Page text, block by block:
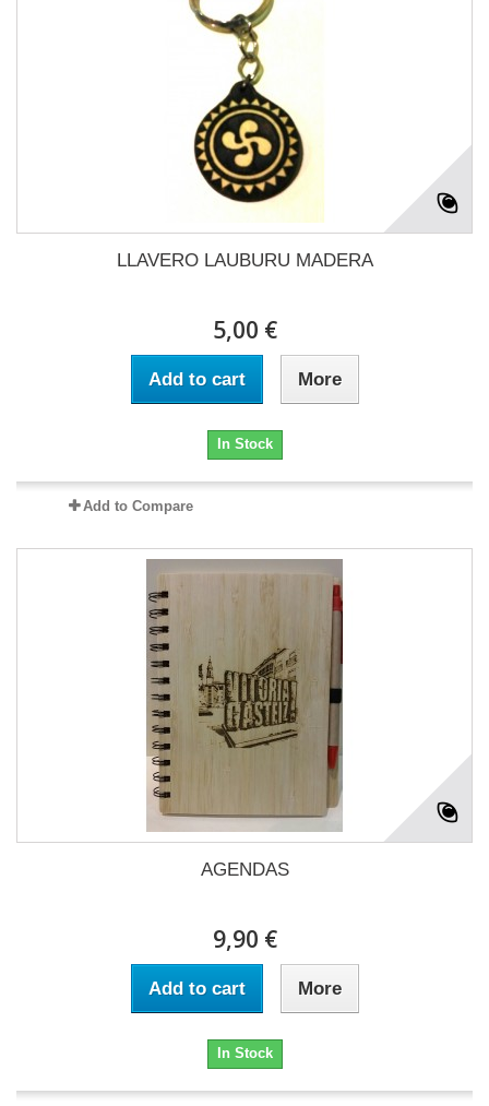
LLAVERO LAUBURU MADERA
5,00 €
Add to cart More
In Stock
Add to Compare
AGENDAS
9,90 €
Add to cart More
In Stock